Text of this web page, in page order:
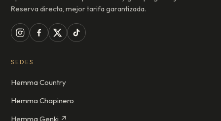
Reserva directa, mejor tarifa garantizada.
SEDES
Hemma Country
Hemma Chapinero
Hemma Genki ↗